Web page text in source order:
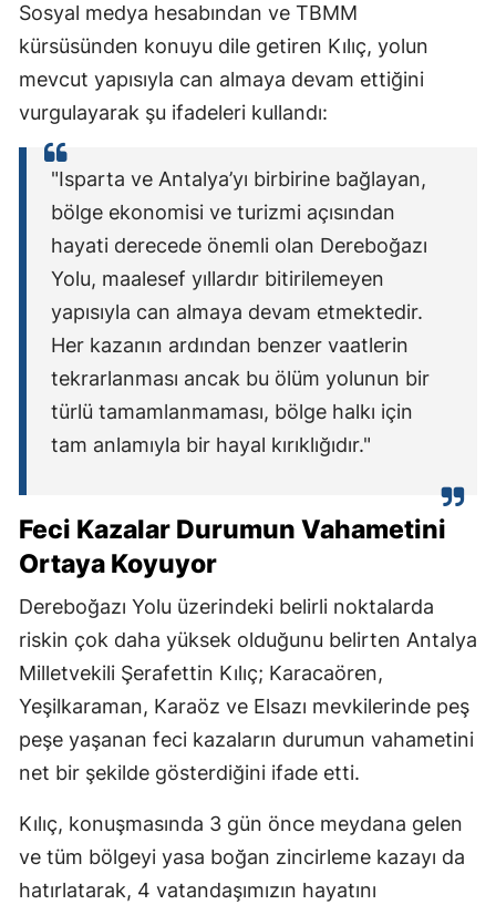
Sosyal medya hesabından ve TBMM
kürsüsünden konuyu dile getiren Kılıç, yolun
mevcut yapısıyla can almaya devam ettiğini
vurgulayarak şu ifadeleri kullandı:
"Isparta ve Antalya’yı birbirine bağlayan,
bölge ekonomisi ve turizmi açısından
hayati derecede önemli olan Dereboğazı
Yolu, maalesef yıllardır bitirilemeyen
yapısıyla can almaya devam etmektedir.
Her kazanın ardından benzer vaatlerin
tekrarlanması ancak bu ölüm yolunun bir
türlü tamamlanmaması, bölge halkı için
tam anlamıyla bir hayal kırıklığıdır."
Feci Kazalar Durumun Vahametini
Ortaya Koyuyor
Dereboğazı Yolu üzerindeki belirli noktalarda
riskin çok daha yüksek olduğunu belirten Antalya
Milletvekili Şerafettin Kılıç; Karacaören,
Yeşilkaraman, Karaöz ve Elsazı mevkilerinde peş
peşe yaşanan feci kazaların durumun vahametini
net bir şekilde gösterdiğini ifade etti.
Kılıç, konuşmasında 3 gün önce meydana gelen
ve tüm bölgeyi yasa boğan zincirleme kazayı da
hatırlatarak, 4 vatandaşımızın hayatını